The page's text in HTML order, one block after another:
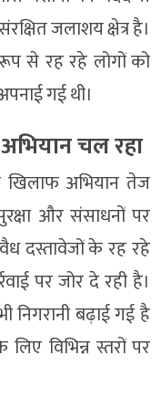
जलाशय क्षेत्र है।
से रह रहे लोगों को
गई थी।
चल रहा
अभियान तेज
और संसाधनों पर
दस्तावेजों के रह रहे
पर जोर दे रही है।
निगरानी बढ़ाई गई है
विभिन्न स्तरों पर